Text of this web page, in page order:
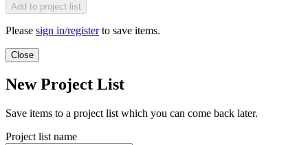
Add to project list
Please sign in/registerto save items.
Close
New Project List
Save items to a project list which you can come back later.
Project list name